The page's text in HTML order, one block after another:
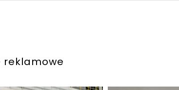
reklamowe